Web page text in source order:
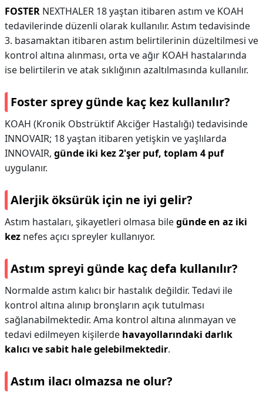
FOSTER NEXTHALER 18 yaştan itibaren astım ve KOAH
tedavilerinde düzenli olarak kullanılır. Astım tedavisinde
3. basamaktan itibaren astım belirtilerinin düzeltilmesi ve
kontrol altına alınması, orta ve ağır KOAH hastalarında
ise belirtilerin ve atak sıklığının azaltılmasında kullanılır.
Foster sprey günde kaç kez kullanılır?
KOAH (Kronik Obstrüktif Akciğer Hastalığı) tedavisinde
INNOVAIR; 18 yaştan itibaren yetişkin ve yaşlılarda
INNOVAIR, günde iki kez 2'şer puf, toplam 4 puf
uygulanır.
Alerjik öksürük için ne iyi gelir?
Astım hastaları, şikayetleri olmasa bilegünde en az iki
kez nefes açıcı spreyler kullanıyor.
Astım spreyi günde kaç defa kullanılır?
Normalde astım kalıcı bir hastalık değildir. Tedavi ile
kontrol altına alınıp bronşların açık tutulması
sağlanabilmektedir. Ama kontrol altına alınmayan ve
tedavi edilmeyen kişilerde havayollarındaki darlık
kalıcı ve sabit hale gelebilmektedir.
Astım ilacı olmazsa ne olur?